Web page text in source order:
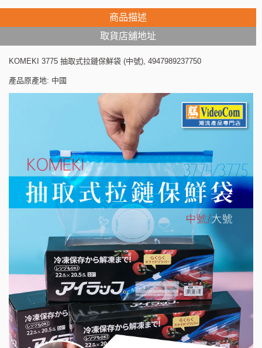
商品描述
取貨店舖地址
KOMEKI 3775 抽取式拉鏈保鮮袋 (中號), 4947989237750
產品原產地: 中國